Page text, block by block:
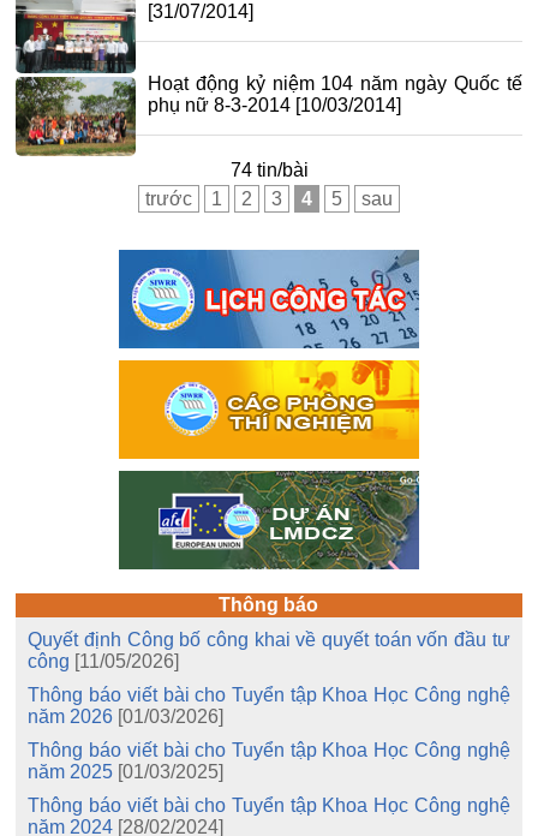
[31/07/2014]
Hoạt động kỷ niệm 104 năm ngày Quốc tế
phụ nữ 8-3-2014 [10/03/2014]
74 tin/bài
trước
1 2 3 4 5 sau
Thông báo
Quyết định Công bố công khai về quyết toán vốn đầu tư
công [11/05/2026]
Thông báo viết bài cho Tuyển tập Khoa Học Công nghệ
năm 2026 [01/03/2026]
Thông báo viết bài cho Tuyển tập Khoa Học Công nghệ
năm 2025 [01/03/2025]
Thông báo viết bài cho Tuyển tập Khoa Học Công nghệ
năm 2024 [28/02/2024]